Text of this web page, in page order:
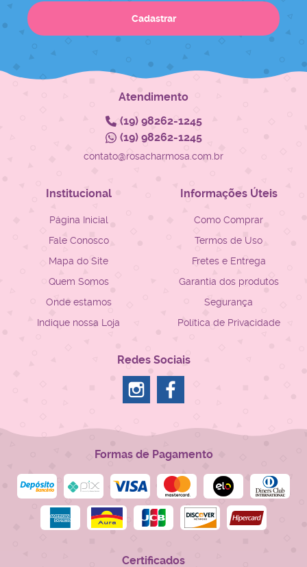
Cadastrar
Atendimento
(19)98262-1245
(19)98262-1245
contato@rosacharmosa.com.br
Institucional
Página Inicial
Fale Conosco
Mapa do Site
Quem Somos
Onde estamos
Indique nossa Loja
Informações Úteis
Como Comprar
Termos de Uso
Fretes e Entrega
Garantia dos produtos
Segurança
Política de Privacidade
Redes Sociais
Formas de Pagamento
Certificados